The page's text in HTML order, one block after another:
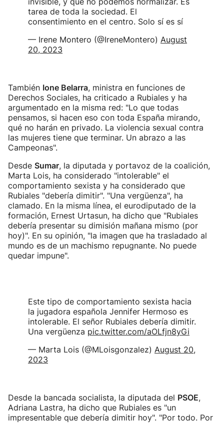
tarea de toda la sociedad. El
consentimiento en el centro. Solo sí es sí
— Irene Montero (@IreneMontero) August
20, 2023
También Ione Belarra, ministra en funciones de
Derechos Sociales, ha criticado a Rubiales y ha
argumentado en la misma red: "Lo que todas
pensamos, si hacen eso con toda España mirando,
qué no harán en privado. La violencia sexual contra
las mujeres tiene que terminar. Un abrazo a las
Campeonas".
Desde Sumar, la diputada y portavoz de la coalición,
Marta Lois, ha considerado "intolerable" el
comportamiento sexista y ha considerado que
Rubiales "debería dimitir". "Una vergüenza", ha
clamado. En la misma línea, el eurodiputado de la
formación, Ernest Urtasun, ha dicho que "Rubiales
debería presentar su dimisión mañana mismo (por
hoy)". En su opinión, "la imagen que ha trasladado al
mundo es de un machismo repugnante. No puede
quedar impune".
Este tipo de comportamiento sexista hacia
la jugadora española Jennifer Hermoso es
intolerable. El señor Rubiales debería dimitir.
Una vergüenza pic.twitter.com/aOLfjn8yGi
— Marta Lois (@MLoisgonzalez) August 20,
2023
Desde la bancada socialista, la diputada del PSOE,
Adriana Lastra, ha dicho que Rubiales es "un
impresentable que debería dimitir hoy". "Por todo. Por